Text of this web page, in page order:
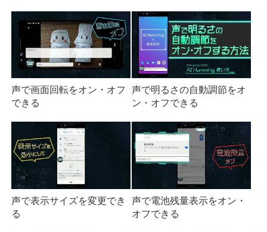
声で画面回転をオン・オフ
できる
声で明るさの自動調節をオ
ン・オフできる
声で表示サイズを変更でき
る
声で電池残量表示をオン・
オフできる